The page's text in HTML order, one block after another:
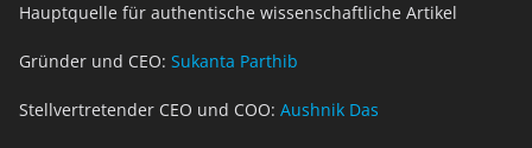
Hauptquelle für authentische wissenschaftliche Artikel
Gründer und CEO: Sukanta Parthib
Stellvertretender CEO und COO: Aushnik Das